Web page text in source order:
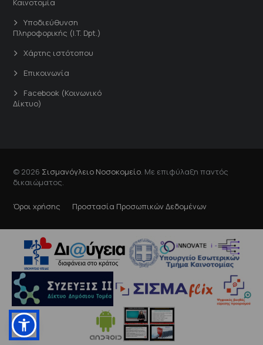
Υποδιεύθυνση
Πληροφορικής (I.T. Dpt.)
Χάρτης ιστότοπου
Επικοινωνία
Facebook (Κοινωνικό
Δίκτυο)
© 2026 Σισμανόγλειο Νοσοκομείο . Με επιφύλαξη παντός
δικαιώματος.
Όροι χρήσης Προστασία Προσωπικών Δεδομένων